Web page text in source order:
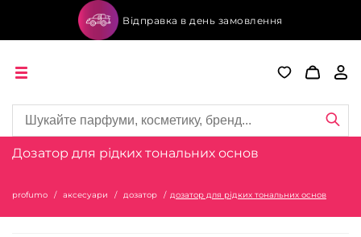
Відправка в день замовлення
Дозатор для рідких тональних основ
profumo аксесуари дозатор дозатор для рідких тональних основ